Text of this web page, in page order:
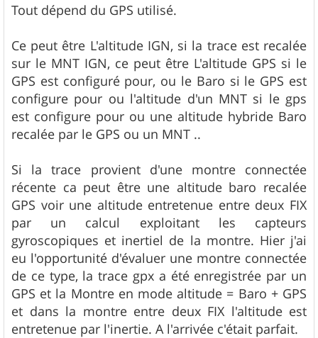
Tout dépend du GPS utilisé.
Ce peut être L'altitude IGN, si la trace est recalée
sur le MNT IGN, ce peut être L'altitude GPS si le
GPS est configuré pour, ou le Baro si le GPS est
configure pour ou l'altitude d'un MNT si le gps
est configure pour ou une altitude hybride Baro
recalée par le GPS ou un MNT ..
Si la trace provient d'une montre connectée
récente ca peut être une altitude baro recalée
GPS voir une altitude entretenue entre deux FIX
par un calcul exploitant les capteurs
gyroscopiques et inertiel de la montre. Hier j'ai
eu l'opportunité d'évaluer une montre connectée
de ce type, la trace gpx a été enregistrée par un
GPS et la Montre en mode altitude = Baro + GPS
et dans la montre entre deux FIX l'altitude est
entretenue par l'inertie. A l'arrivée c'était parfait.